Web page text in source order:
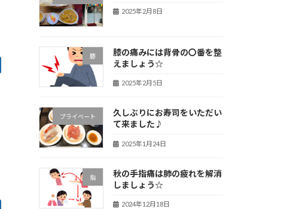
2025年2月8日
膝
膝の痛みには背骨の〇番を整
えましょう☆
2025年2月5日
プライベート
久しぶりにお寿司をいただい
て来ました♪
2025年1月24日
指
秋の手指痛は肺の疲れを解消
しましょう☆
2024年12月18日